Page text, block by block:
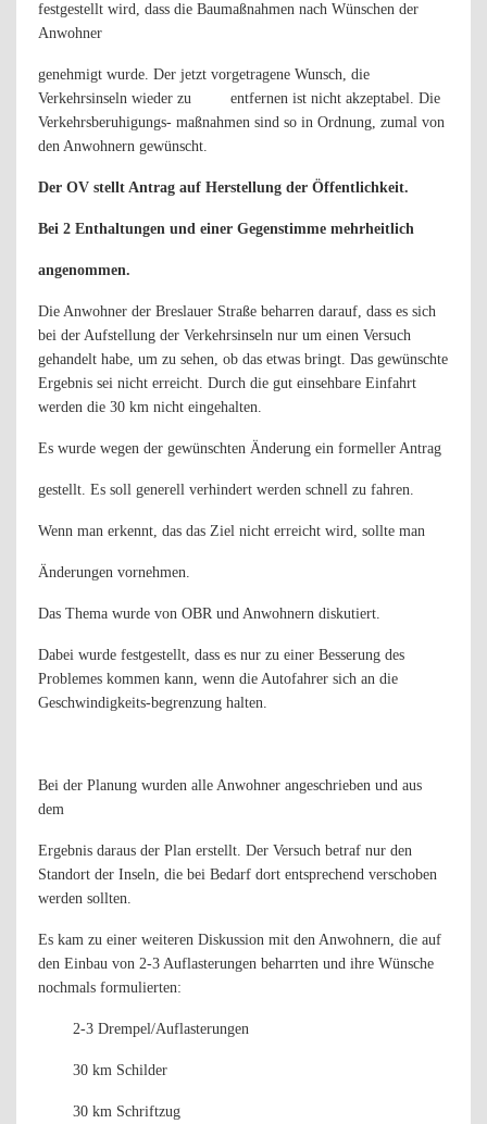
festgestellt wird, dass die Baumaßnahmen nach Wünschen der
Anwohner
genehmigt wurde. Der jetzt vorgetragene Wunsch, die
Verkehrsinseln wieder zu
entfernen ist nicht akzeptabel. Die
Verkehrsberuhigungs- maßnahmen sind so in Ordnung, zumal von
den Anwohnern gewünscht.
Der OV stellt Antrag auf Herstellung der Öffentlichkeit.
Bei 2 Enthaltungen und einer Gegenstimme mehrheitlich
angenommen.
Die Anwohner der Breslauer Straße beharren darauf, dass es sich
bei der Aufstellung der Verkehrsinseln nur um einen Versuch
gehandelt habe, um zu sehen, ob das etwas bringt. Das gewünschte
Ergebnis sei nicht erreicht. Durch die gut einsehbare Einfahrt
werden die 30 km nicht eingehalten.
Es wurde wegen der gewünschten Änderung ein formeller Antrag
gestellt. Es soll generell verhindert werden schnell zu fahren.
Wenn man erkennt, das das Ziel nicht erreicht wird, sollte man
Änderungen vornehmen.
Das Thema wurde von OBR und Anwohnern diskutiert.
Dabei wurde festgestellt, dass es nur zu einer Besserung des
Problemes kommen kann, wenn die Autofahrer sich an die
Geschwindigkeits-begrenzung halten.
Bei der Planung wurden alle Anwohner angeschrieben und aus
dem
Ergebnis daraus der Plan erstellt. Der Versuch betraf nur den
Standort der Inseln, die bei Bedarf dort entsprechend verschoben
werden sollten.
Es kam zu einer weiteren Diskussion mit den Anwohnern, die auf
den Einbau von 2-3 Auflasterungen beharrten und ihre Wünsche
nochmals formulierten:
2-3 Drempel/Auflasterungen
30 km Schilder
30 km Schriftzug